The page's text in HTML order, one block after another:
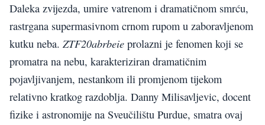
Daleka zvijezda, umire vatrenom i dramatičnom smrću,
rastrgana supermasivnom crnom rupom u zaboravljenom
kutku neba. ZTF20abrbeie prolazni je fenomen koji se
promatra na nebu, karakteriziran dramatičnim
pojavljivanjem, nestankom ili promjenom tijekom
relativno kratkog razdoblja. Danny Milisavljevic, docent
fizike i astronomije na Sveučilištu Purdue, smatra ovaj